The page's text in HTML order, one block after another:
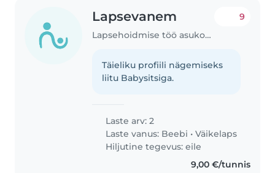
Lapsevanem
Lapsehoidmise töö asukohas Tallinn
9
Täieliku profiili nägemiseks
liitu Babysitsiga.
Laste arv: 2
Laste vanus: Beebi •Väikelaps
Hiljutine tegevus: eile
9,00 €/tunnis